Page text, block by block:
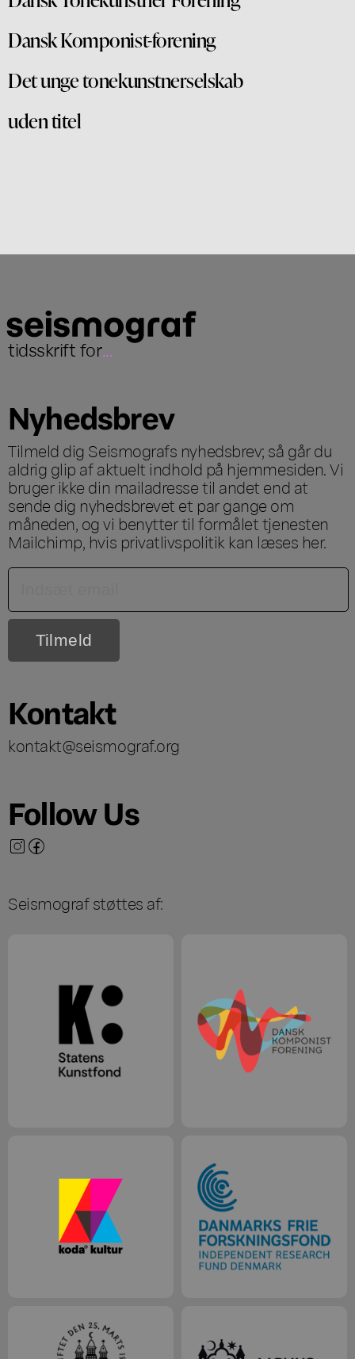
Dansk Komponist-forening
Det unge tonekunstnerselskab
uden titel
tidsskrift for...
Nyhedsbrev
Tilmeld dig Seismografs nyhedsbrev; så går du
aldrig glip af aktuelt indhold på hjemmesiden. Vi
bruger ikke din mailadresse til andet end at
sende dig nyhedsbrevet et par gange om
måneden, og vi benytter til formålet tjenesten
Mailchimp, hvis privatlivspolitik kan læses her.
Kontakt
kontakt@seismograf.org
Follow Us
Seismograf støttes af: